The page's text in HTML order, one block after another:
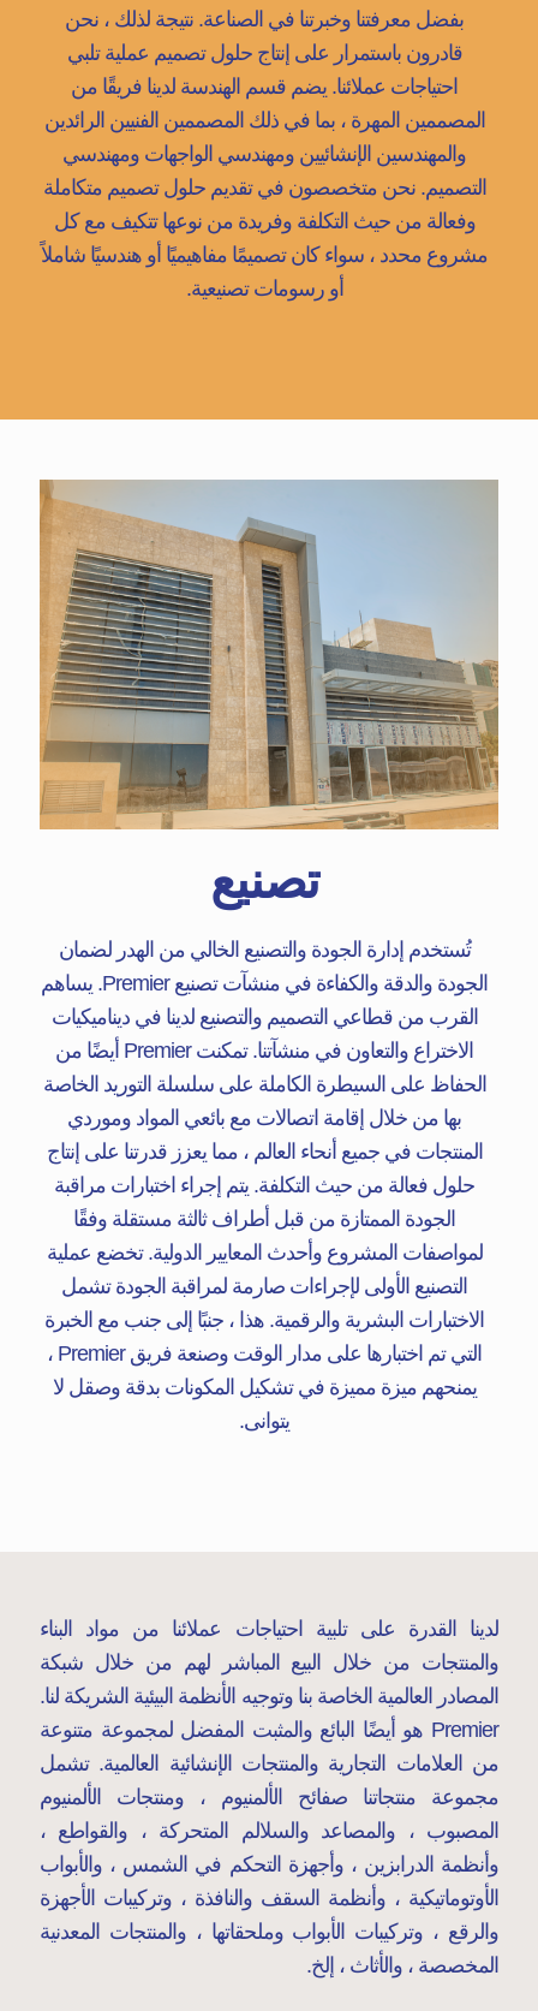
بفضل معرفتنا وخبرتنا في الصناعة. نتيجة لذلك ، نحن
قادرون باستمرار على إنتاج حلول تصميم عملية تلبي
احتياجات عملائنا. يضم قسم الهندسة لدينا فريقًا من
المصممين المهرة ، بما في ذلك المصممين الفنيين الرائدين
والمهندسين الإنشائيين ومهندسي الواجهات ومهندسي
التصميم. نحن متخصصون في تقديم حلول تصميم متكاملة
وفعالة من حيث التكلفة وفريدة من نوعها تتكيف مع كل
مشروع محدد ، سواء كان تصميمًا مفاهيميًا أو هندسيًا شاملاً
أو رسومات تصنيعية.
تصنيع
تُستخدم إدارة الجودة والتصنيع الخالي من الهدر لضمان
الجودة والدقة والكفاءة في منشآت تصنيع Premier. يساهم
القرب من قطاعي التصميم والتصنيع لدينا في ديناميكيات
الاختراع والتعاون في منشآتنا. تمكنت Premier أيضًا من
الحفاظ على السيطرة الكاملة على سلسلة التوريد الخاصة
بها من خلال إقامة اتصالات مع بائعي المواد وموردي
المنتجات في جميع أنحاء العالم ، مما يعزز قدرتنا على إنتاج
حلول فعالة من حيث التكلفة. يتم إجراء اختبارات مراقبة
الجودة الممتازة من قبل أطراف ثالثة مستقلة وفقًا
لمواصفات المشروع وأحدث المعايير الدولية. تخضع عملية
التصنيع الأولى لإجراءات صارمة لمراقبة الجودة تشمل
الاختبارات البشرية والرقمية. هذا ، جنبًا إلى جنب مع الخبرة
التي تم اختبارها على مدار الوقت وصنعة فريق Premier ،
يمنحهم ميزة مميزة في تشكيل المكونات بدقة وصقل لا
يتوانى.
لدينا القدرة على تلبية احتياجات عملائنا من مواد البناء
والمنتجات من خلال البيع المباشر لهم من خلال شبكة
المصادر العالمية الخاصة بنا وتوجيه الأنظمة البيئية الشريكة لنا.
Premier هو أيضًا البائع والمثبت المفضل لمجموعة متنوعة
من العلامات التجارية والمنتجات الإنشائية العالمية. تشمل
مجموعة منتجاتنا صفائح الألمنيوم ، ومنتجات الألمنيوم
المصبوب ، والمصاعد والسلالم المتحركة ، والقواطع ،
وأنظمة الدرابزين ، وأجهزة التحكم في الشمس ، والأبواب
الأوتوماتيكية ، وأنظمة السقف والنافذة ، وتركيبات الأجهزة
والرقع ، وتركيبات الأبواب وملحقاتها ، والمنتجات المعدنية
المخصصة ، والأثاث ، إلخ.